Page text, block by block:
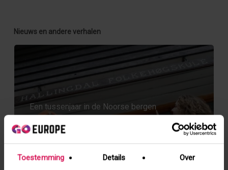
Toestemming Details Over
Nieuws en andere verhalen
Een tussenjaar in de Noorse bergen